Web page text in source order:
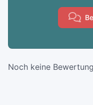
Noch keine